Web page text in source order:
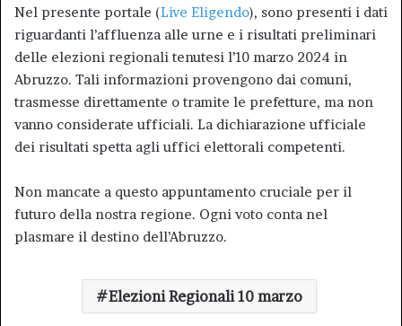
Nel presente portale (Live Eligendo), sono presenti i dati
riguardanti l’affluenza alle urne e i risultati preliminari
delle elezioni regionali tenutesi l’10 marzo 2024 in
Abruzzo. Tali informazioni provengono dai comuni,
trasmesse direttamente o tramite le prefetture, ma non
vanno considerate ufficiali. La dichiarazione ufficiale
dei risultati spetta agli uffici elettorali competenti.
Non mancate a questo appuntamento cruciale per il
futuro della nostra regione. Ogni voto conta nel
plasmare il destino dell’Abruzzo.
Elezioni Regionali 10 marzo